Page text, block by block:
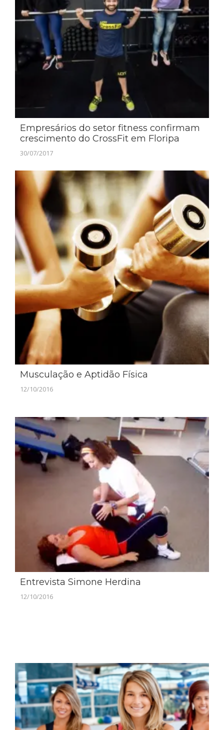
Empresários do setor fitness confirmam
crescimento do CrossFit em Floripa
30/07/2017
Musculação e Aptidão Física
12/10/2016
Entrevista Simone Herdina
12/10/2016